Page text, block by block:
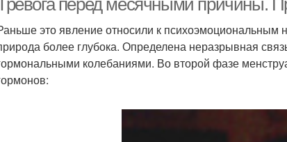
перед месячными причины.
это явление относили к психоэмоциональным
более глубока. Определена неразрывная
колебаниями. Во второй фазе